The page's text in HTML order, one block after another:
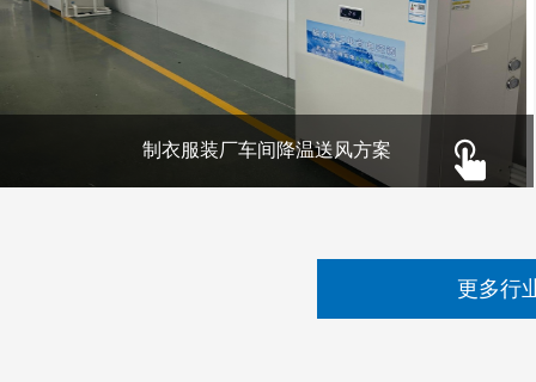
制衣服装厂车间降温送风方案
更多行